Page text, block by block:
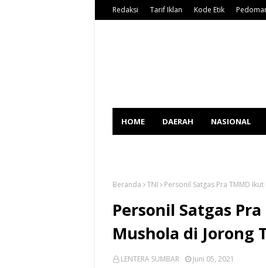
Redaksi Tarif Iklan Kode Etik
HOME DAERAH NASIONAL
Beranda TNI Personil Satgas Pra TMMD
Personil Satgas
Mushola di Jorong
LENTERA SUMBAR Juni 05, 2021